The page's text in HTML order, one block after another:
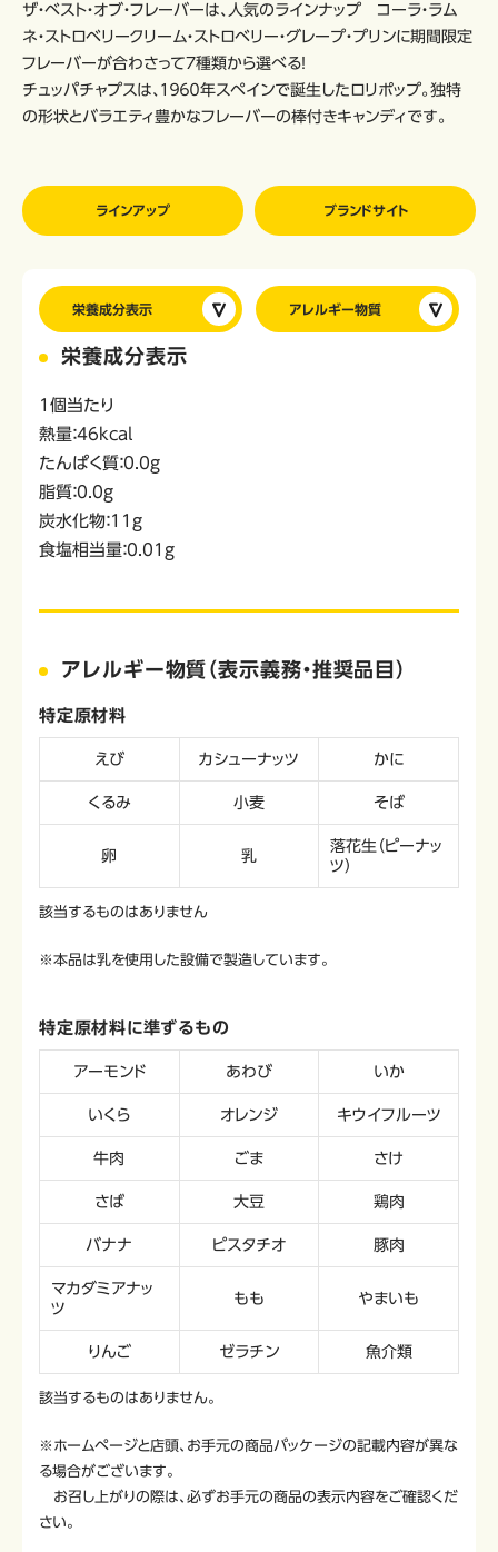
ラインアップ ブランドサイト
ザ・ベスト・オブ・フレーバーは、人気のラインナップ コーラ・ラム
ネ・ストロベリークリーム・ストロベリー・グレープ・プリンに期間限定
フレーバーが合わさって7種類から選べる！
チュッパチャプスは、１９６０年スペインで誕生したロリポップ。独特
の形状とバラエティ豊かなフレーバーの棒付きキャンディです。
栄養成分表示 アレルギー物質
栄養成分表示
1個当たり
熱量：46kcal
たんぱく質：0.0g
脂質：0.0g
炭水化物：11g
食塩相当量：0.01g
アレルギー物質（表示義務・推奨品目）
特定原材料
えび カシューナッツ かに
くるみ 小麦 そば
卵 乳
落花生（ピーナッ
ツ）
該当するものはありません
※本品は乳を使用した設備で製造しています。
特定原材料に準ずるもの
アーモンド あわび いか
いくら オレンジ キウイフルーツ
牛肉 ごま さけ
さば 大豆 鶏肉
バナナ ピスタチオ 豚肉
マカダミアナッ
ツ
もも やまいも
りんご ゼラチン 魚介類
該当するものはありません。
※ホームページと店頭、お手元の商品パッケージの記載内容が異な
る場合がございます。
お召し上がりの際は、必ずお手元の商品の表示内容をご確認くだ
さい。